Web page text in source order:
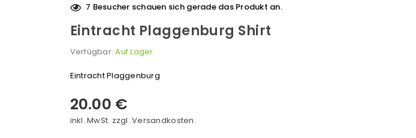
7 Besucher schauen sich gerade das Produkt an.
Eintracht Plaggenburg Shirt
Verfügbar:Auf Lager
Eintracht Plaggenburg
Normaler
Preis
20.00 €
inkl. MwSt. zzgl .Versandkosten.